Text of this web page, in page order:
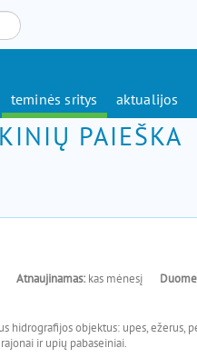
teminės sritys aktualijos